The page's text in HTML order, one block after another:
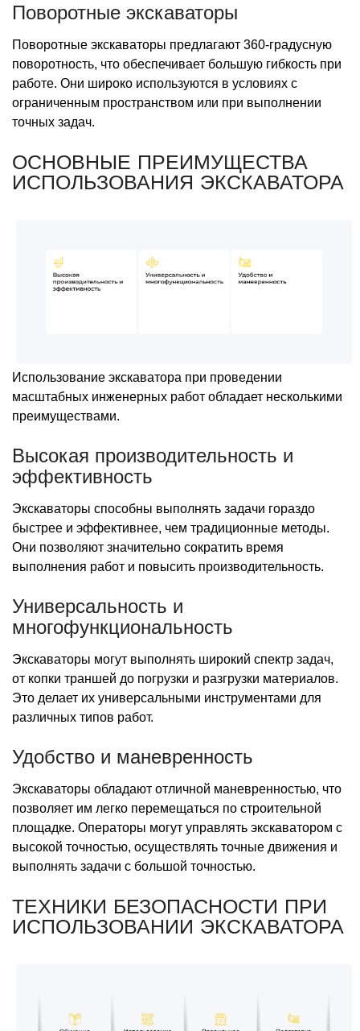
Поворотные экскаваторы
Поворотные экскаваторы предлагают 360-градусную
поворотность, что обеспечивает большую гибкость при
работе. Они широко используются в условиях с
ограниченным пространством или при выполнении
точных задач.
ОСНОВНЫЕ ПРЕИМУЩЕСТВА
ИСПОЛЬЗОВАНИЯ ЭКСКАВАТОРА
Использование экскаватора при проведении
масштабных инженерных работ обладает несколькими
преимуществами.
Высокая производительность и
эффективность
Экскаваторы способны выполнять задачи гораздо
быстрее и эффективнее, чем традиционные методы.
Они позволяют значительно сократить время
выполнения работ и повысить производительность.
Универсальность и
многофункциональность
Экскаваторы могут выполнять широкий спектр задач,
от копки траншей до погрузки и разгрузки материалов.
Это делает их универсальными инструментами для
различных типов работ.
Удобство и маневренность
Экскаваторы обладают отличной маневренностью, что
позволяет им легко перемещаться по строительной
площадке. Операторы могут управлять экскаватором с
высокой точностью, осуществлять точные движения и
выполнять задачи с большой точностью.
ТЕХНИКИ БЕЗОПАСНОСТИ ПРИ
ИСПОЛЬЗОВАНИИ ЭКСКАВАТОРА